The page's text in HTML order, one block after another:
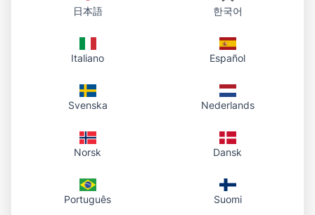
המסמכים שלכם במקום אחד
למי שצריך ארכיון PDF אמיתי ולא רק קישור זמני — העלו
פעם אחת, שמרו בחשבון וחזרו מתי שתרצו.
כל PDF שהועלה מופיע באותה רשימה בלוח הבקרה של
החשבון כדי לעקוב אחרי מה ששיתפתם.
תמיד זמין: העתקת קישור ציבורי, פתיחה בדפדפן או
אותה כתובת URL נשארת תקף כל עוד הקובץ קיים; אם
한국어
日本語
Español
Italiano
Nederlands
Svenska
Dansk
Norsk
Suomi
Português